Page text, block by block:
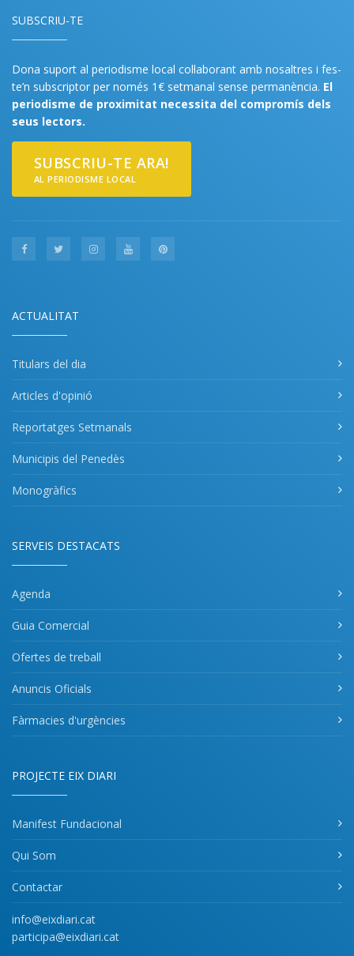
SUBSCRIU-TE
Dona suport al periodisme local col·laborant amb nosaltres i fes-
te’n subscriptor per només 1€ setmanal sense permanència. El
periodisme de proximitat necessita del compromís dels
seus lectors.
SUBSCRIU-TE ARA!
AL PERIODISME LOCAL
ACTUALITAT
Titulars del dia
Articles d'opinió
Reportatges Setmanals
Municipis del Penedès
Monogràfics
SERVEIS DESTACATS
Agenda
Guia Comercial
Ofertes de treball
Anuncis Oficials
Fàrmacies d'urgències
PROJECTE EIX DIARI
Manifest Fundacional
Qui Som
Contactar
info@eixdiari.cat
participa@eixdiari.cat